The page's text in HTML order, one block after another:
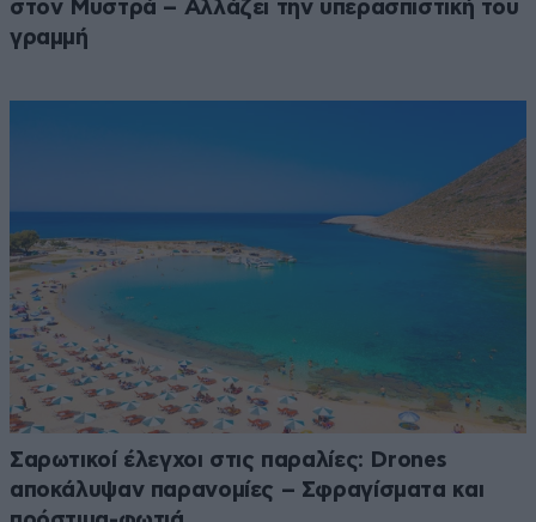
στον Μυστρά – Αλλάζει την υπερασπιστική του
γραμμή
Σαρωτικοί έλεγχοι στις παραλίες: Drones
αποκάλυψαν παρανομίες – Σφραγίσματα και